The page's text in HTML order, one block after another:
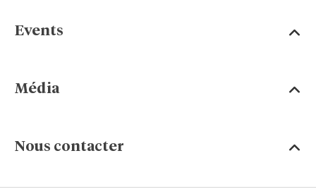
Events
Média
Nous contacter